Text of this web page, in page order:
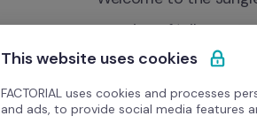
Permite a fácil
Aprimora o
melhores talentos.
This website uses cookies
FACTORIAL uses cookies and processes
and ads, to provide social media features